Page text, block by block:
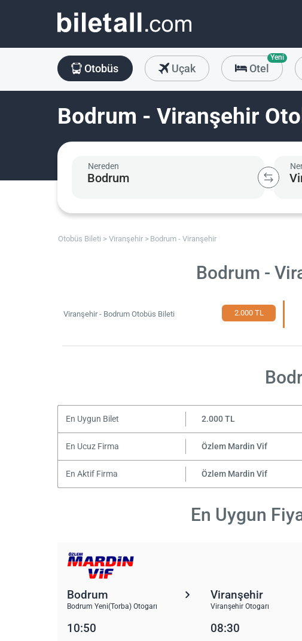
Otobüs Uçak Otel
Yeni
Bodrum - Viranşehir
Nereden
Otobüs Bileti Viranşehir Bodrum - Viranşehir
Bodrum -
Viranşehir - Bodrum Otobüs Bileti 2.000 TL
En Uygun Bilet 2.000 TL
En Ucuz Firma Özlem Mardin Vif
En Aktif Firma Özlem Mardin Vif
En Uygun
Bodrum
Bodrum Yeni(Torba) Otogarı
Viranşehir
Viranşehir Otogarı
10:50 08:30